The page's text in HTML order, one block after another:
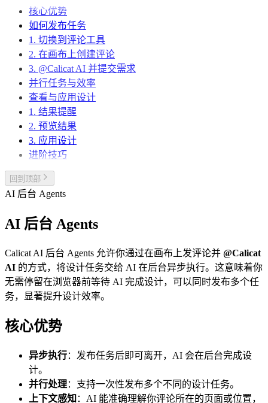
核心优势
如何发布任务
1. 切换到评论工具
2. 在画布上创建评论
3. @Calicat AI 并提交需求
并行任务与效率
查看与应用设计
1. 结果提醒
2. 预览结果
3. 应用设计
进阶技巧
回到顶部
AI 后台 Agents
AI 后台 Agents
Calicat AI 后台 Agents 允许你通过在画布上发评论并 @Calicat
AI 的方式，将设计任务交给 AI 在后台异步执行。这意味着你
无需停留在浏览器前等待 AI 完成设计，可以同时发布多个任
务，显著提升设计效率。
核心优势
异步执行：发布任务后即可离开，AI 会在后台完成设
计。
并行处理：支持一次性发布多个不同的设计任务。
上下文感知 ：AI 能准确理解你评论所在的页面或位置，